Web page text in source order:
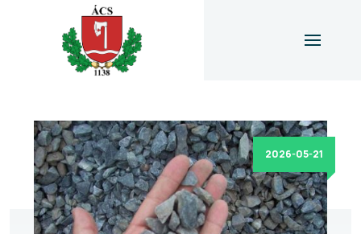
2026-05-21